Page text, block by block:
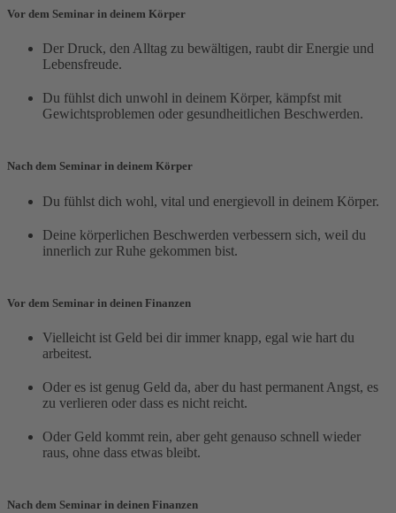
Vor dem Seminar in deinem Körper
Der Druck, den Alltag zu bewältigen, raubt dir Energie und
Lebensfreude.
Du fühlst dich unwohl in deinem Körper, kämpfst mit
Gewichtsproblemen oder gesundheitlichen Beschwerden.
Nach dem Seminar in deinem Körper
Du fühlst dich wohl, vital und energievoll in deinem Körper.
Deine körperlichen Beschwerden verbessern sich, weil du
innerlich zur Ruhe gekommen bist.
Vor dem Seminar in deinen Finanzen
Vielleicht ist Geld bei dir immer knapp, egal wie hart du
arbeitest.
Oder es ist genug Geld da, aber du hast permanent Angst, es
zu verlieren oder dass es nicht reicht.
Oder Geld kommt rein, aber geht genauso schnell wieder
raus, ohne dass etwas bleibt.
Nach dem Seminar in deinen Finanzen